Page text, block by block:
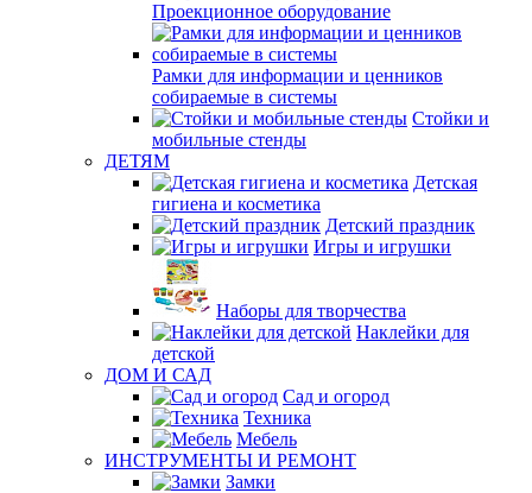
Проекционное оборудование
Рамки для информации и ценников
собираемые в системы
Стойки и
мобильные стенды
ДЕТЯМ
Детская
гигиена и косметика
Детский праздник
Игры и игрушки
Наборы для творчества
Наклейки для
детской
ДОМ И САД
Сад и огород
Техника
Мебель
ИНСТРУМЕНТЫ И РЕМОНТ
Замки